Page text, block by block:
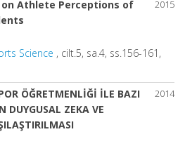
2015
Athlete Perceptions of
Science , cilt.5, sa.4, ss.156-161,
2014
ÖĞRETMENLİĞİ İLE BAZI
DUYGUSAL ZEKA VE